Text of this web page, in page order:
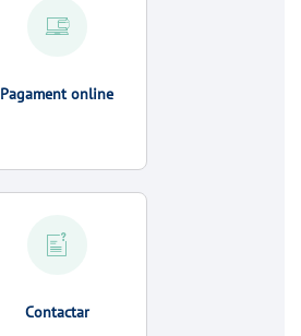
Pagament online
Contactar